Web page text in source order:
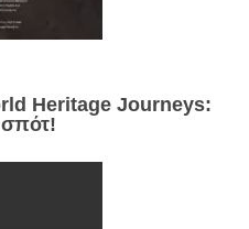
Heritage Journeys:
σπότ!